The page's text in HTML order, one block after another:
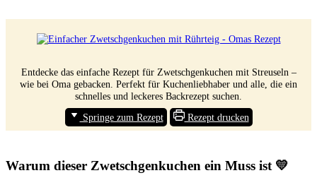
Entdecke das einfache Rezept für Zwetschgenkuchen mit Streuseln –
wie bei Oma gebacken. Perfekt für Kuchenliebhaber und alle, die ein
schnelles und leckeres Backrezept suchen.
Springe zum Rezept
Rezept drucken
Warum dieser Zwetschgenkuchen ein Muss ist 💛